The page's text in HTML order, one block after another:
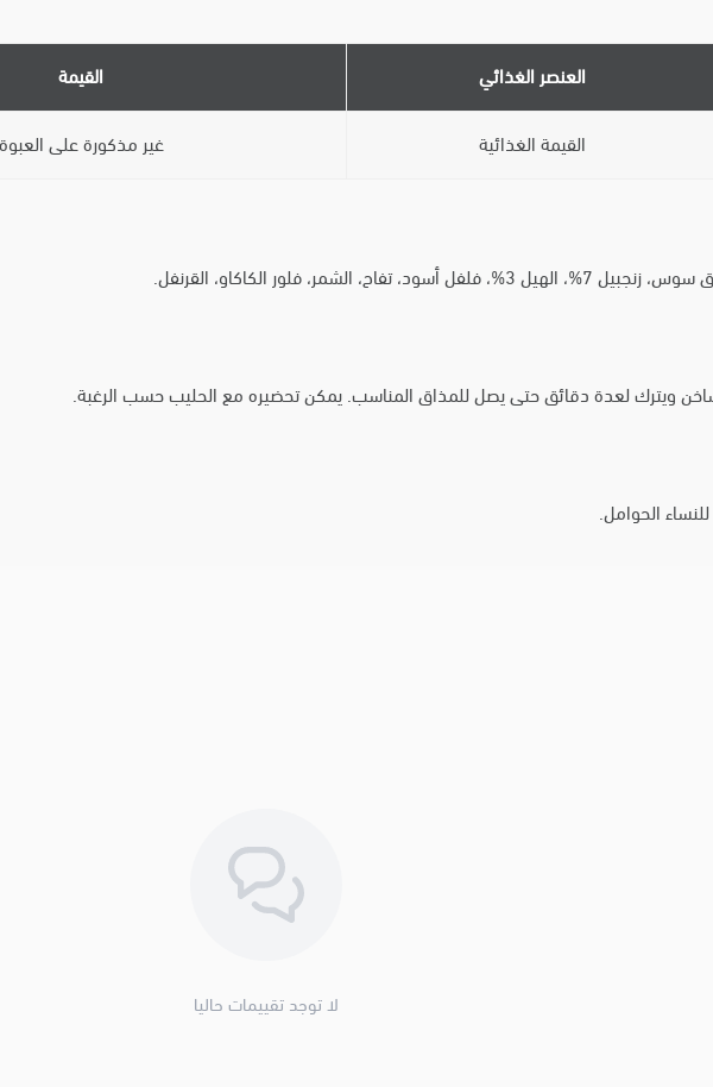
العنصر الغذائي القيمة
القيمة الغذائية غير مذكورة على
ويترك لعدة دقائق حتى يصل للمذاق المناسب. يمكن تحضيره مع الحليب حسب الرغبة.
الحوامل.
لا توجد تقييمات حاليا